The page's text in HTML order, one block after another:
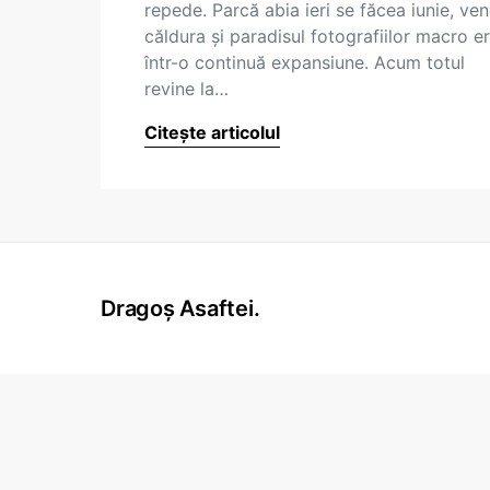
repede. Parcă abia ieri se făcea iunie,
căldura și paradisul fotografiilor macro
într-o continuă expansiune. Acum totul
revine la…
Citește articolul
Dragoș Asaftei.